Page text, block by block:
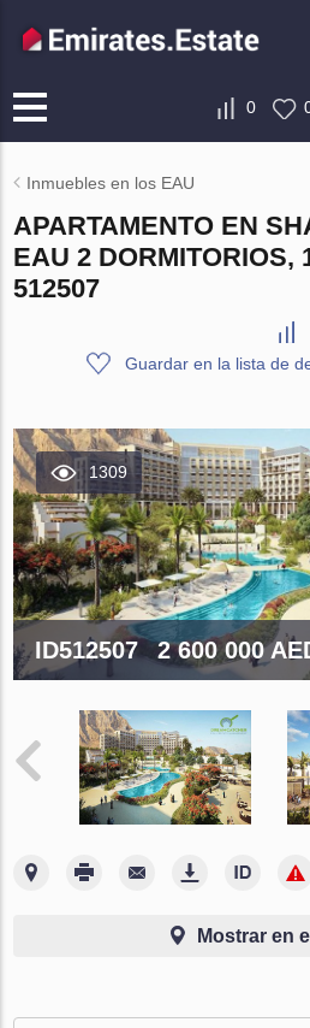
0
Inmuebles en los EAU
APARTAMENTO EN
EAU 2 DORMITORIOS,
512507
Guardar en la lista de
1309
ID512507 2 600 000
Mostrar en